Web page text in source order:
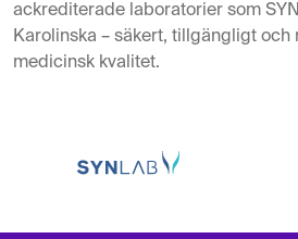
ackrediterade laboratorier som
Karolinska – säkert, tillgängligt och
medicinsk kvalitet.